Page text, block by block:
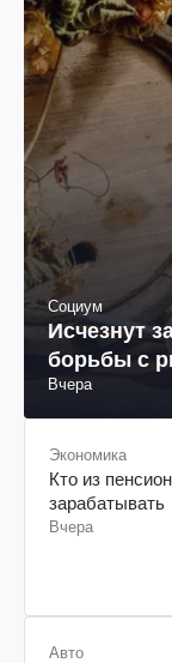
Социум
Исчезнут
борьбы с
Вчера
Экономика
Кто из
зарабатывать
Вчера
Авто